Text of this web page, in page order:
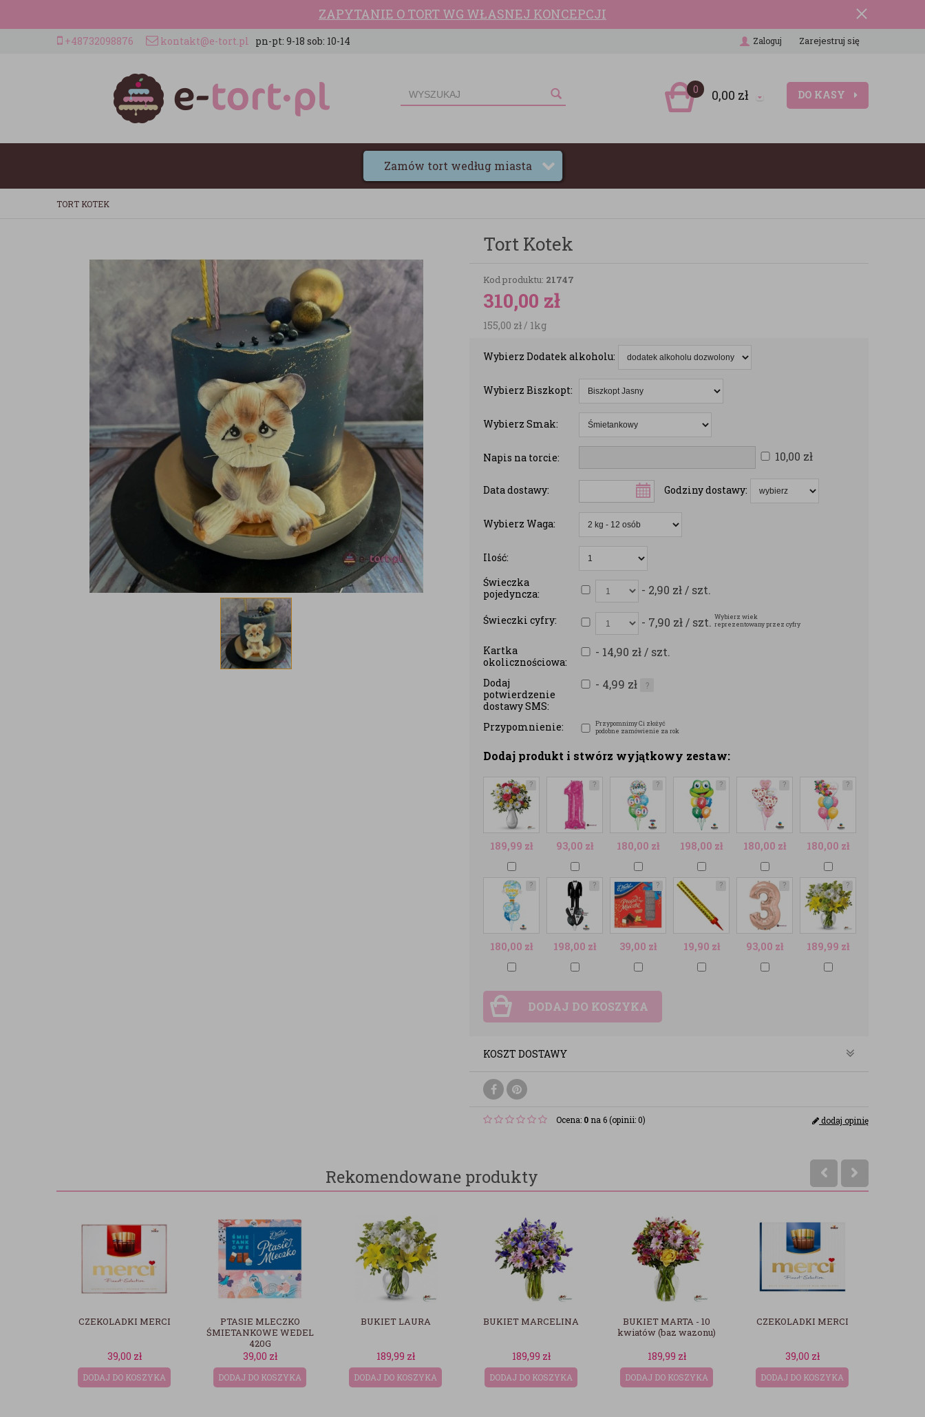
ZAPYTANIE O TORT WG WŁASNEJ KONCEPCJI
+48732098876 kontakt@e-tort.pl pn-pt: 9-18 sob: 10-14 Zaloguj Zarejestruj się
0 0,00 zł DO KASY
Zamów tort według miasta
TORT KOTEK
Tort Kotek
Kod produktu: 21747
310,00 zł
155,00 zł/ 1kg
Wybierz Dodatek alkoholu:
Wybierz Biszkopt:
Wybierz Smak:
Napis na torcie: 10,00 zł
Data dostawy: Godziny dostawy:
Wybierz Waga:
Ilość:
Świeczka
pojedyncza:
- 2,90 zł / szt.
Świeczki cyfry: - 7,90 zł / szt. Wybierz wiek
reprezentowany przez cyfry
Kartka
okolicznościowa:
- 14,90 zł / szt.
Dodaj
potwierdzenie
dostawy SMS:
- 4,99 zł ?
Przypomnienie:
Przypomnimy Ci złożyć
podobne zamówienie za rok
Dodaj produkt i stwórz wyjątkowy zestaw:
?
189,99 zł
?
180,00 zł
?
93,00 zł
?
198,00 zł
?
180,00 zł
?
39,00 zł
?
198,00 zł
?
19,90 zł
?
180,00 zł
?
93,00 zł
?
180,00 zł
?
189,99 zł
DODAJ DO KOSZYKA
KOSZT DOSTAWY
Ocena: 0 na 6 (opinii: 0) dodaj opinię
Rekomendowane produkty
PTASIE MLECZKO
39,00zł
DODAJ DO KOSZYKA
BUKIET LAURA
189,99zł
DODAJ DO KOSZYKA
BUKIET MARCELINA
189,99zł
DODAJ DO KOSZYKA
BUKIET MARTA - 10
189,99zł
DODAJ DO KOSZYKA
CZEKOLADKI MERCI
39,00 zł
DODAJ DO KOSZYKA
BUKIET IRMINA
189,99zł
DODAJ DO KOSZYKA